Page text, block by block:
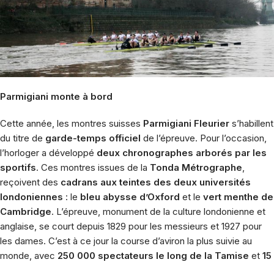
Parmigiani monte à bord
Cette année, les montres suisses Parmigiani Fleurier s’habillent
du titre de garde-temps officiel de l’épreuve. Pour l’occasion,
l’horloger a développé deux chronographes arborés par les
sportifs. Ces montres issues de la Tonda Métrographe
reçoivent des cadrans aux teintes des deux universités
londoniennes : le bleu abysse d’Oxford et le vert menthe de
Cambridge. L’épreuve, monument de la culture londonienne et
anglaise, se court depuis 1829 pour les messieurs et 1927 pour
les dames. C’est à ce jour la course d’aviron la plus suivie au
monde, avec 250 000 spectateurs le long de la Tamise et 15